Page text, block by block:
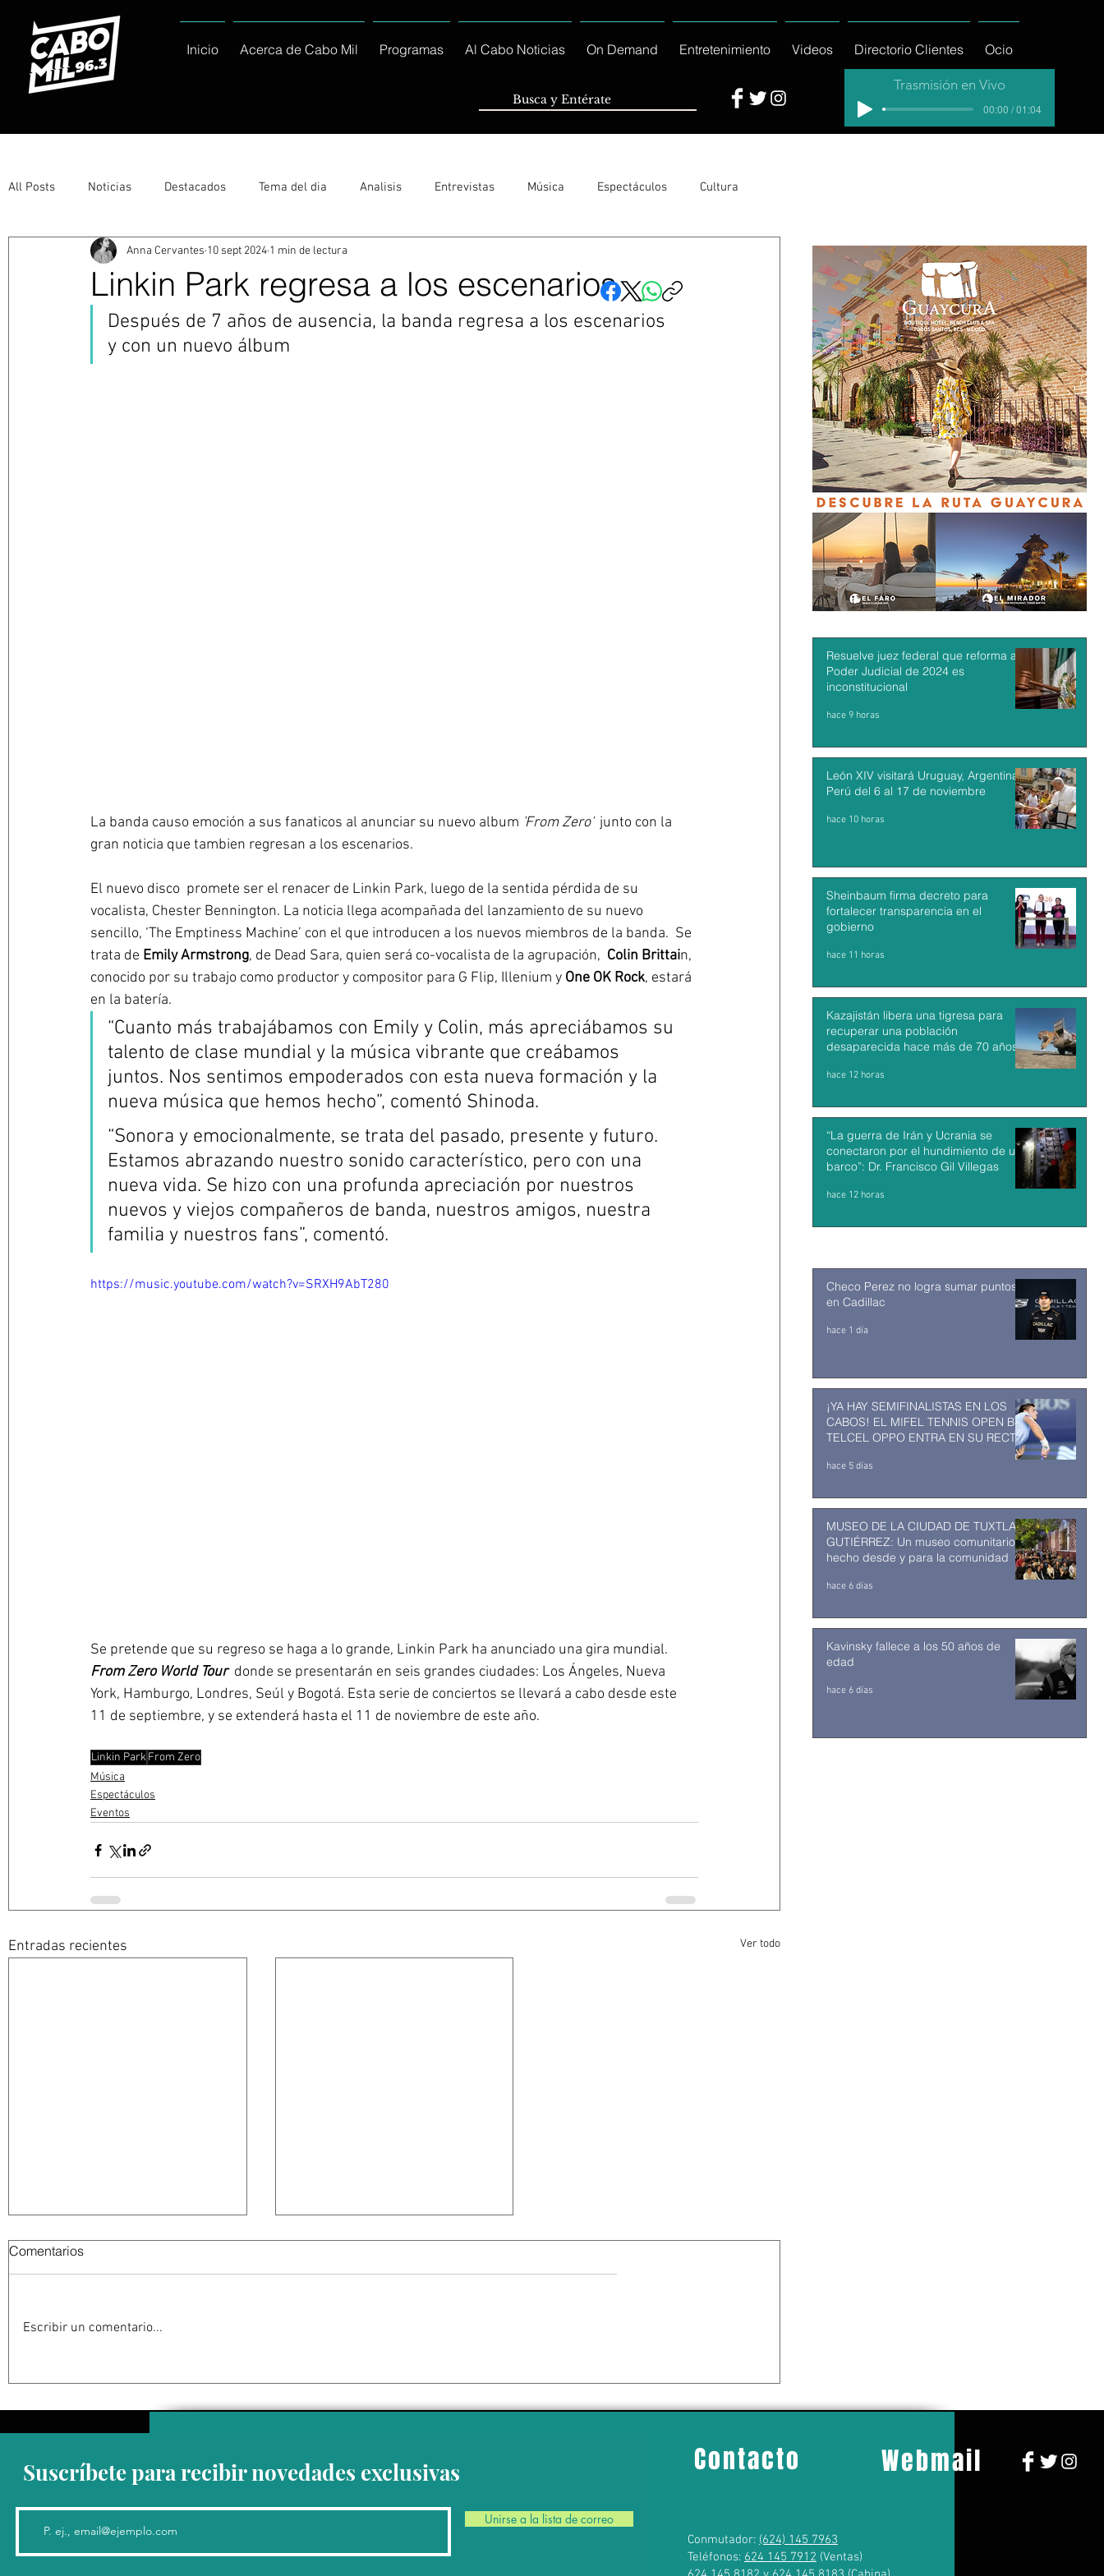
Inicio Acerca de Cabo Mil Programas Al Cabo Noticias On Demand Entretenimiento Videos Directorio Clientes Ocio
Trasmisión en Vivo
00:00 / 01:04
All Posts Noticias Destacados Tema del dia Analisis Entrevistas Música Espectáculos Cultura
Entérate Deportes La buena del día
Ayuntamiento de Los Cabos Informa Nacionales e Internacionales Columnas Locales Los Cabos
Linkin Park regresa a los escenarios
Anna Cervantes 10 sept 2024 1 min de lectura
Después de 7 años de ausencia, la banda regresa a los escenarios
y con un nuevo álbum
La banda causo emoción a sus fanaticos al anunciar su nuevo album 'From Zero' junto con la
gran noticia que tambien regresan a los escenarios.
El nuevo disco  promete ser el renacer de Linkin Park, luego de la sentida pérdida de su
vocalista, Chester Bennington. La noticia llega acompañada del lanzamiento de su nuevo
sencillo, ‘The Emptiness Machine’ con el que introducen a los nuevos miembros de la banda.  Se
trata de Emily Armstrong, de Dead Sara, quien será co-vocalista de la agrupación, Colin Brittain,
conocido por su trabajo como productor y compositor para G Flip, Illenium y One OK Rock, estará
en la batería.
“Cuanto más trabajábamos con Emily y Colin, más apreciábamos su
talento de clase mundial y la música vibrante que creábamos
juntos. Nos sentimos empoderados con esta nueva formación y la
nueva música que hemos hecho”, comentó Shinoda.
“Sonora y emocionalmente, se trata del pasado, presente y futuro.
Estamos abrazando nuestro sonido característico, pero con una
nueva vida. Se hizo con una profunda apreciación por nuestros
nuevos y viejos compañeros de banda, nuestros amigos, nuestra
familia y nuestros fans”, comentó.
https://music.youtube.com/watch?v=SRXH9AbT280
Se pretende que su regreso se haga a lo grande, Linkin Park ha anunciado una gira mundial.
From Zero World Tour
  donde se presentarán en seis grandes ciudades: Los Ángeles, Nueva
York, Hamburgo, Londres, Seúl y Bogotá. Esta serie de conciertos se llevará a cabo desde este
11 de septiembre, y se extenderá hasta el 11 de noviembre de este año.
Linkin ParkFrom Zero
Música
Espectáculos
Eventos
Entradas recientes Ver todo
Open by Telcel OPPO 2026
Comentarios
Escribir un comentario...
Resuelve juez federal que reforma al
Poder Judicial de 2024 es
inconstitucional
hace 9 horas
León XIV visitará Uruguay, Argentina y
Perú del 6 al 17 de noviembre
hace 10 horas
Sheinbaum firma decreto para
fortalecer transparencia en el
gobierno
hace 11 horas
Kazajistán libera una tigresa para
recuperar una población
desaparecida hace más de 70 años
hace 12 horas
“La guerra de Irán y Ucrania se
conectaron por el hundimiento de un
barco”: Dr. Francisco Gil Villegas
hace 12 horas
Checo Perez no logra sumar puntos
en Cadillac
hace 1 día
¡YA HAY SEMIFINALISTAS EN LOS
CABOS! EL MIFEL TENNIS OPEN BY
TELCEL OPPO ENTRA EN SU RECTA
hace 5 días
MUSEO DE LA CIUDAD DE TUXTLA
GUTIÉRREZ: Un museo comunitario
hecho desde y para la comunidad
hace 6 días
Kavinsky fallece a los 50 años de
edad
hace 6 días
Suscríbete para recibir novedades exclusivas
Unirse a la lista de correo
Contacto Webmail
Conmutador: (624) 145 7963
Teléfonos: 624 145 7912 (Ventas)